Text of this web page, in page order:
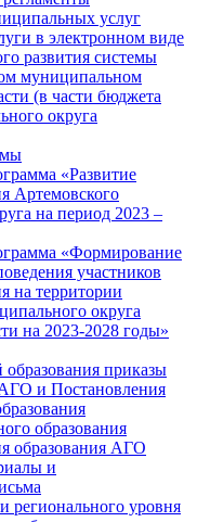
услуг
в электронном виде
развития системы
муниципальном
(в части бюджета
округа
«Развитие
Артемовского
на период 2023 –
«Формирование
участников
на территории
округа
на 2023-2028 годы»
приказы
и Постановления
образования
образования АГО
и
регионального уровня